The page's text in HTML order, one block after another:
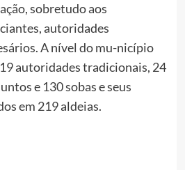
sobretudo aos
autoridades
A nível do mu-nicípio
autoridades tradicionais, 24
e 130 sobas e seus
em 219 aldeias.